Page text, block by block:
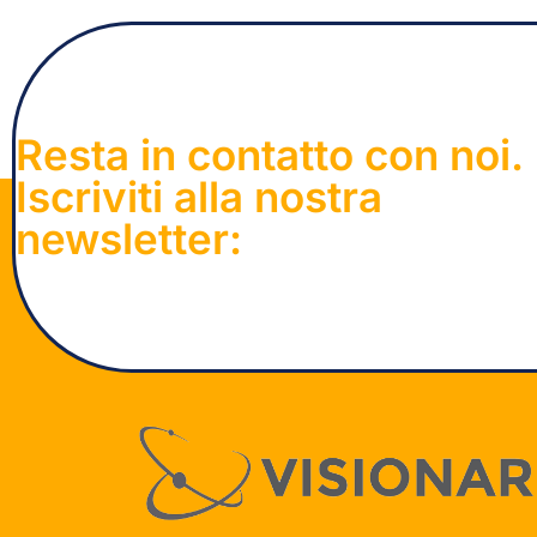
Resta in contatto con noi.
Iscriviti alla nostra
newsletter: